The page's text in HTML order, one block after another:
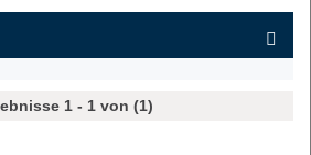
1 - 1 von (1)